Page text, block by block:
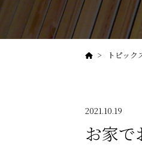
トピック
2021.10.19
お家で